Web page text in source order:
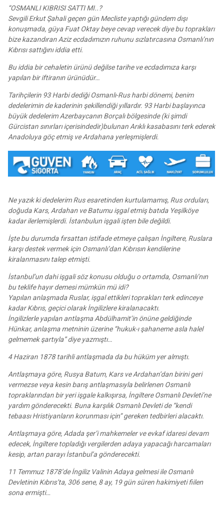
“OSMANLI KIBRISI SATTI MI..?
Sevgili Erkut Şahali geçen gün Mecliste yaptığı gündem dışı
konuşmada, güya Fuat Oktay beye cevap verecek diye bu toprakları
bize kazandıran Aziz ecdadımızın ruhunu sızlatırcasına Osmanlı’nın
Kıbrısı sattığını iddia etti.
Bu iddia bir cehaletin ürünü değilse tarihe ve ecdadımıza karşı
yapılan bir iftiranın ürünüdür…
Tarihçilerin 93 Harbi dediği Osmanlı-Rus harbi dönemi, benim
dedelerimin de kaderinin şekillendiği yıllardır. 93 Harbi başlayınca
büyük dedelerim Azerbaycanın Borçalı bölgesinde (ki şimdi
Gürcistan sınırları içerisindedir)bulunan Arıklı kasabasını terk ederek
Anadoluya göç etmiş ve Ardahana yerleşmişlerdi.
Ne yazık ki dedelerim Rus esaretinden kurtulamamış, Rus orduları,
doğuda Kars, Ardahan ve Batumu işgal etmiş batıda Yeşilköye
kadar ilerlemişlerdi. İstanbulun işgali işten bile değildi.
İşte bu durumda fırsattan istifade etmeye çalışan İngiltere, Ruslara
karşı destek vermek için Osmanlı’dan Kıbrısın kendilerine
kiralanmasını talep etmişti.
İstanbul’un dahi işgali söz konusu olduğu o ortamda, Osmanlı’nın
bu teklife hayır demesi mümkün mü idi?
Yapılan anlaşmada Ruslar, işgal ettikleri toprakları terk edinceye
kadar Kıbrıs, geçici olarak İngilizlere kiralanacaktı.
İngilizlerle yapılan antlaşma Abdülhamit’in önüne geldiğinde
Hünkar, anlaşma metninin üzerine “hukuk-ı şahaneme asla halel
gelmemek şartıyla” diye yazmıştı…
4 Haziran 1878 tarihli antlaşmada da bu hüküm yer almıştı.
Antlaşmaya göre, Rusya Batum, Kars ve Ardahan’dan birini geri
vermezse veya kesin barış antlaşmasıyla belirlenen Osmanlı
topraklarından bir yeri işgale kalkışırsa, İngiltere Osmanlı Devleti’ne
yardım gönderecekti. Buna karşılık Osmanlı Devleti de “kendi
tebaası Hristiyanların korunması için” gereken tedbirleri alacaktı.
Antlaşmaya göre, Adada şer’i mahkemeler ve evkaf idaresi devam
edecek, İngiltere topladığı vergilerden adaya yapacağı harcamaları
kesip, artan parayı İstanbul’a gönderecekti.
11 Temmuz 1878’de İngiliz Valinin Adaya gelmesi ile Osmanlı
Devletinin Kıbrıs’ta, 306 sene, 8 ay, 19 gün süren hakimiyeti fiilen
sona ermişti…